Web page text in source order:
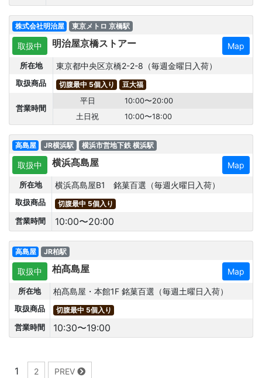
株式会社明治屋 東京メトロ 京橋駅
Map
取扱中 明治屋京橋ストアー
所在地 東京都中央区京橋2-2-8（毎週金曜日入荷）
取扱商品 切腹最中 5個入り 豆大福
営業時間
平日
10:00〜20:00
土日祝
10:00〜18:00
高島屋 JR横浜駅 横浜市営地下鉄 横浜駅
Map
取扱中 横浜髙島屋
所在地 横浜髙島屋B1 銘菓百選（毎週火曜日入荷）
取扱商品
切腹最中 5個入り
営業時間
10:00〜20:00
高島屋 JR柏駅
Map
取扱中 柏髙島屋
所在地 柏髙島屋・本館1F 銘菓百選（毎週土曜日入荷）
取扱商品
切腹最中 5個入り
営業時間
10:30〜19:00
1 2 PREV